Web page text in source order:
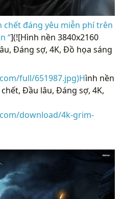
chết đáng yêu miễn phí trên
“](![Hình nền 3840x2160
Đáng sợ, 4K, Đồ họa sáng
full/651987.jpg)Hình nền
Đầu lâu, Đáng sợ, 4K,
download/4k-grim-